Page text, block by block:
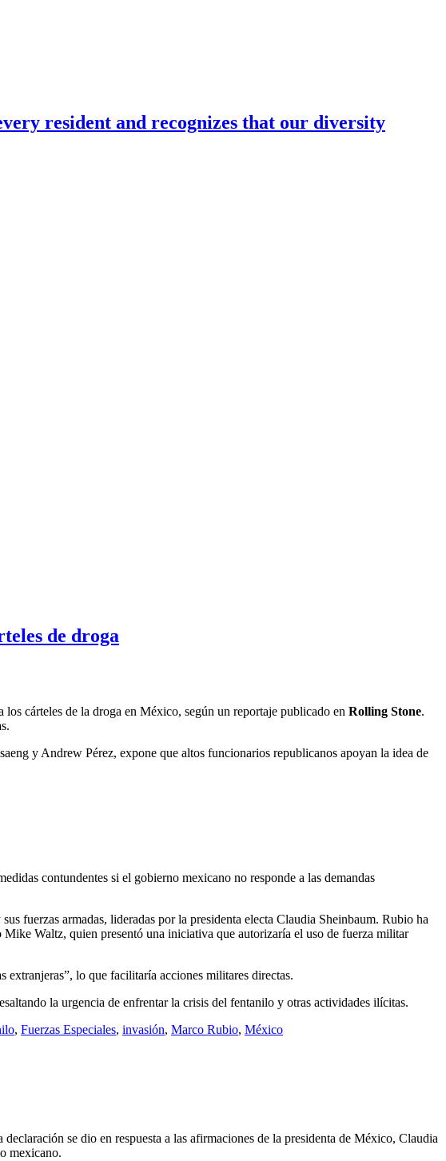
resident and recognizes that our diversity
de droga
cárteles de la droga en México, según un reportaje publicado en Rolling Stone.
y Andrew Pérez, expone que altos funcionarios republicanos apoyan la idea de
contundentes si el gobierno mexicano no responde a las demandas
fuerzas armadas, lideradas por la presidenta electa Claudia Sheinbaum. Rubio ha
Waltz, quien presentó una iniciativa que autorizaría el uso de fuerza militar
lo que facilitaría acciones militares directas.
la urgencia de enfrentar la crisis del fentanilo y otras actividades ilícitas.
, Fuerzas Especiales, invasión, Marco Rubio, México
se dio en respuesta a las afirmaciones de la presidenta de México, Claudia
mexicano.